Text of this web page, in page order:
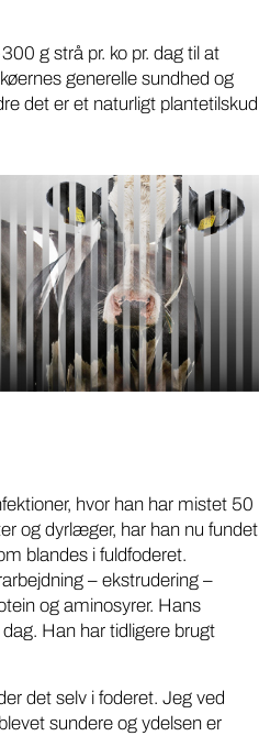
g strå pr. ko pr. dag til at
generelle sundhed og
det er et naturligt plantetilskud
hvor han har mistet 50
og dyrlæger, har han nu fundet
blandes i fuldfoderet.
– ekstrudering –
og aminosyrer. Hans
Han har tidligere brugt
det selv i foderet. Jeg ved
sundere og ydelsen er